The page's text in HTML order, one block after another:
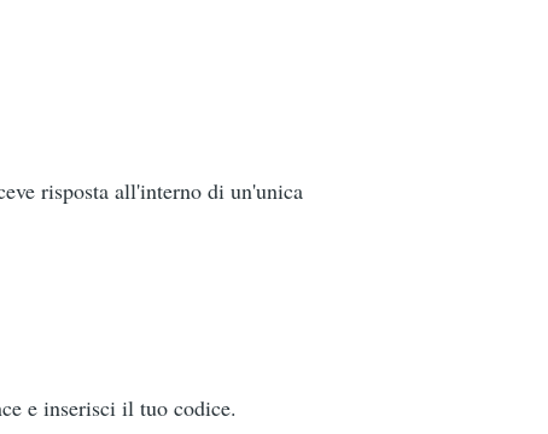
risposta all'interno di un'unica
e inserisci il tuo codice.